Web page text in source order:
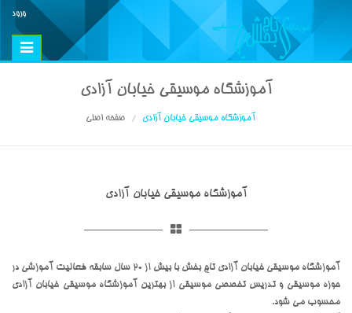
ورود
Toggle
آموزشگاه موسیقی خیابان آزادی
آموزشگاه موسیقی خیابان آزادی صفحه اصلی
آموزشگاه موسیقی خیابان آزادی
آموزشگاه موسیقی خیابان آزادی تاج بخش با بیش از 20 سال سابقه فعالیت آموزشی در
حوزه موسیقی و تدریس تخصصی موسیقی از بهترین آموزشگاه موسیقی خیابان آزادی
محسوب می شود.